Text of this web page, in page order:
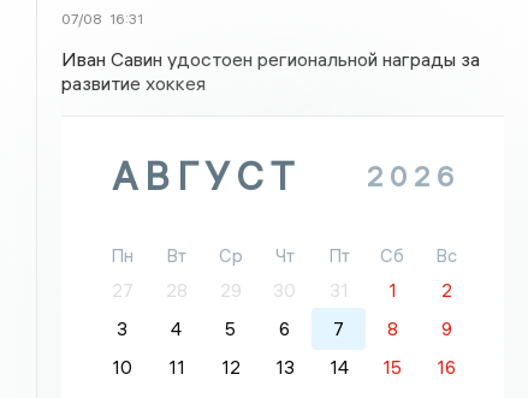
07/08 16:31
Иван Савин удостоен региональной награды за
развитие хоккея
АВГУСТ 2026
Пн Вт Ср Чт Пт Сб
Вс
27
28 29 30 31 1
2
3
4 5 6 7 8
9
10
11 12 13 14 15
16